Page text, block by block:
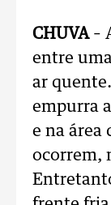
CHUVA –
entre
ar
empurra
e na área
ocorrem,